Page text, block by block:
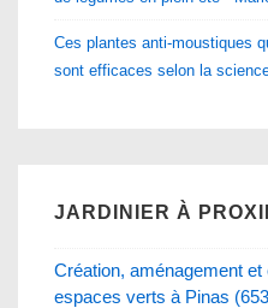
Ces plantes anti-moustiques
sont efficaces selon la
JARDINIER À
Création, aménagement et
espaces verts à Pinas